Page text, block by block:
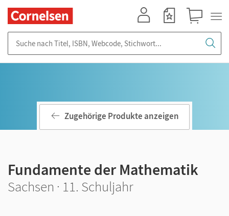
Zugehörige Produkte anzeigen
Fundamente der Mathematik
Sachsen · 11. Schuljahr